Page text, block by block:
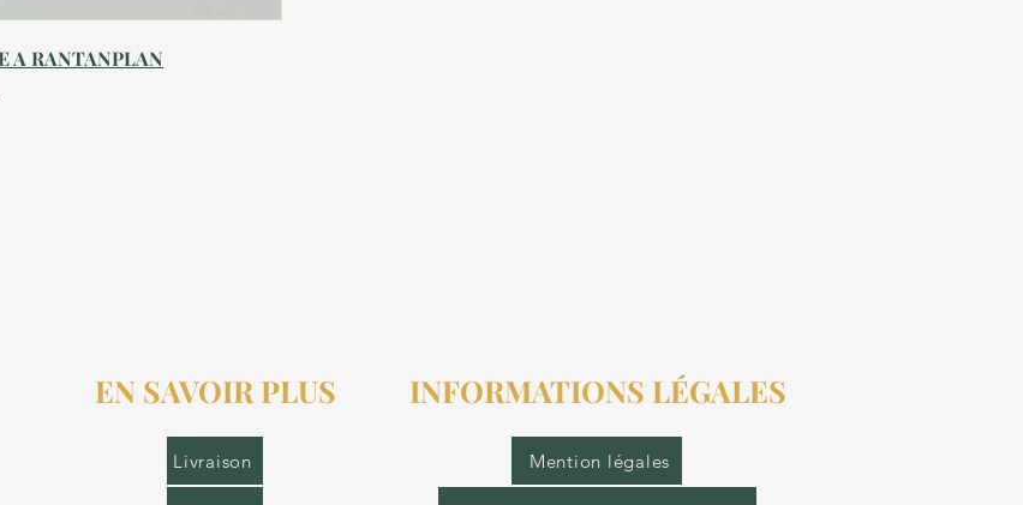
A RANTANPLAN
EN SAVOIR PLUS
Livraison
INFORMATIONS LÉGALES
Mention légales